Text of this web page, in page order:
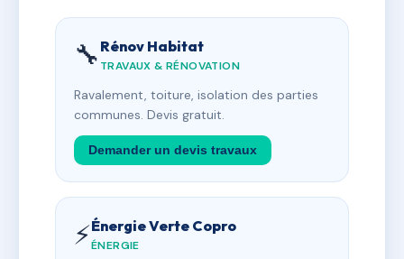
🔧 Rénov Habitat
TRAVAUX & RÉNOVATION
Ravalement, toiture, isolation des parties
communes. Devis gratuit.
Demander un devis travaux
⚡Énergie Verte Copro
ÉNERGIE